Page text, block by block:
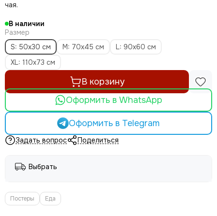
чая.
В наличии
Размер
S: 50х30 см
M: 70х45 см
L: 90х60 см
XL: 110х73 см
В корзину
Оформить в WhatsApp
Оформить в Telegram
Задать вопрос Поделиться
Выбрать
Постеры Еда